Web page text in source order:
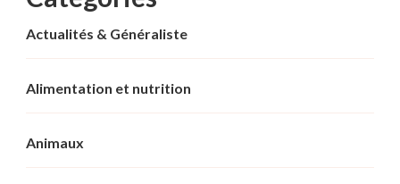
Actualités & Généraliste
Alimentation et nutrition
Animaux